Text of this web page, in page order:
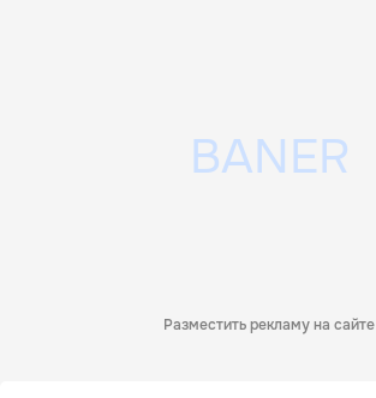
Разместить рекламу на сайте